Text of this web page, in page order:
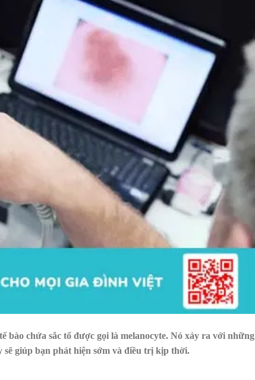
chứa sắc tố được gọi là melanocyte. Nó xảy ra với những
sẽ giúp bạn phát hiện sớm và điều trị kịp thời.